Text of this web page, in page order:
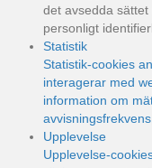
det avsedda
personligt
Statistik
Statistik-cookies
interagerar med
information om
Upplevelse
Upplevelse-